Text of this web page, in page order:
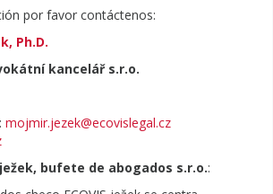
por favor contáctenos:
Ph.D.
kancelář s.r.o.
mojmir.jezek@ecovislegal.cz
ježek, bufete de abogados s.r.o.: